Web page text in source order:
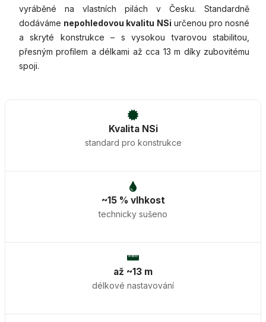
vyráběné na vlastních pilách v Česku. Standardně
dodáváme nepohledovou kvalitu NSi určenou pro nosné
a skryté konstrukce – s vysokou tvarovou stabilitou,
přesným profilem a délkami až cca 13 m díky zubovitému
spoji.
Kvalita NSi
standard pro konstrukce
~15 % vlhkost
technicky sušeno
až ~13 m
délkové nastavování